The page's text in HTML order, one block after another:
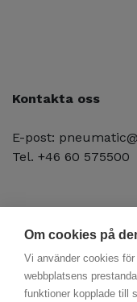
Om cookies på
Vi använder cookies
webbplatsens
funktioner kopplade till
Kontakta oss
E-post:
Tel. +46 60 575500